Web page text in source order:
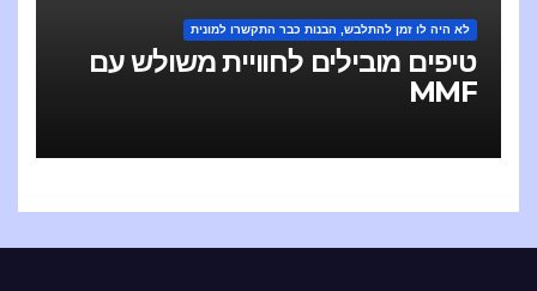
לא היה לו זמן להתלבש, הבנות כבר התקשרו למונית
טיפים מובילים לחוויית משולש עם
MMF